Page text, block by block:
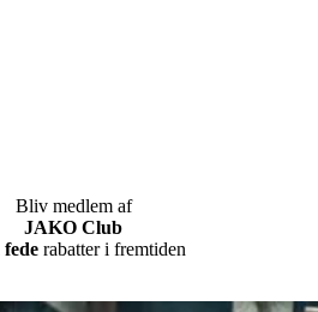
Bliv medlem af
JAKO Club
federabatter i fremtiden